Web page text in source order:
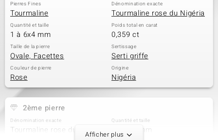
Pierres Fines
Tourmaline
Dénomination exacte
Tourmaline rose du Nigéria
Quantité et taille
1 à 6x4 mm
Poids total en carat
0,359 ct
Taille de la pierre
Ovale, Facettes
Sertissage
Serti griffe
Couleur de pierre
Rose
Origine
Nigéria
2ème pierre
Dénomination exacte
Tourmaline rose du Nigéria
Quantité et taille
2 à 4x3 mm
Afficher plus